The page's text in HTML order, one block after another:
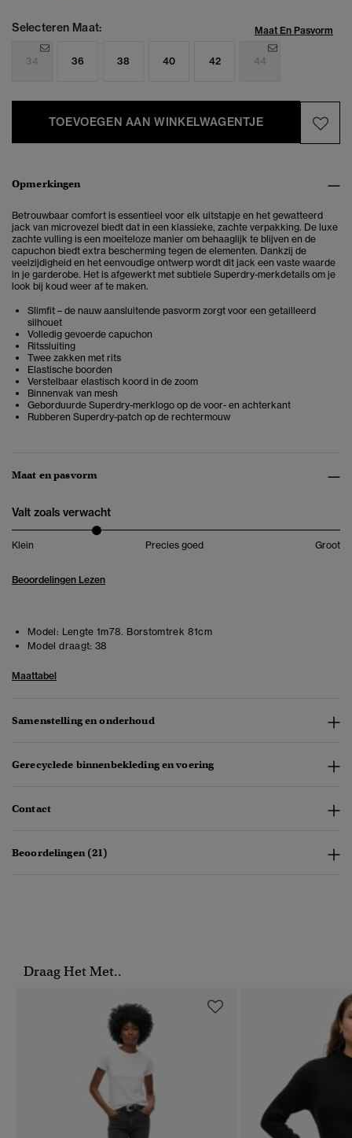
Selecteren Maat: Maat En Pasvorm
34 36 38 40 42 44
TOEVOEGEN AAN WINKELWAGENTJE
Opmerkingen
Betrouwbaar comfort is essentieel voor elk uitstapje en het gewatteerd
jack van microvezel biedt dat in een klassieke, zachte verpakking. De luxe
zachte vulling is een moeiteloze manier om behaaglijk te blijven en de
capuchon biedt extra bescherming tegen de elementen. Dankzij de
veelzijdigheid en het eenvoudige ontwerp wordt dit jack een vaste waarde
in je garderobe. Het is afgewerkt met subtiele Superdry-merkdetails om je
look bij koud weer af te maken.
Slimfit – de nauw aansluitende pasvorm zorgt voor een getailleerd
silhouet
Volledig gevoerde capuchon
Ritssluiting
Twee zakken met rits
Elastische boorden
Verstelbaar elastisch koord in de zoom
Binnenvak van mesh
Geborduurde Superdry-merklogo op de voor- en achterkant
Rubberen Superdry-patch op de rechtermouw
Maat en pasvorm
Valt zoals verwacht
Klein Precies goed Groot
Beoordelingen Lezen
Model: Lengte 1m78. Borstomtrek 81cm
Model draagt: 38
Maattabel
Samenstelling en onderhoud
Gerecyclede binnenbekleding en voering
Contact
Beoordelingen (21)
Draag Het Met..